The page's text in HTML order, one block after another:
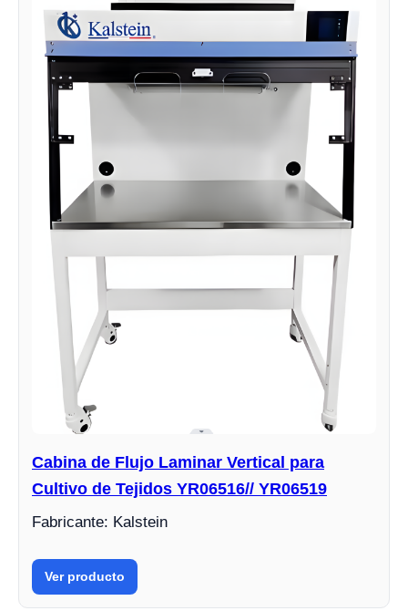
Cabina de Flujo Laminar Vertical para
Cultivo de Tejidos YR06516// YR06519
Fabricante: Kalstein
Ver producto